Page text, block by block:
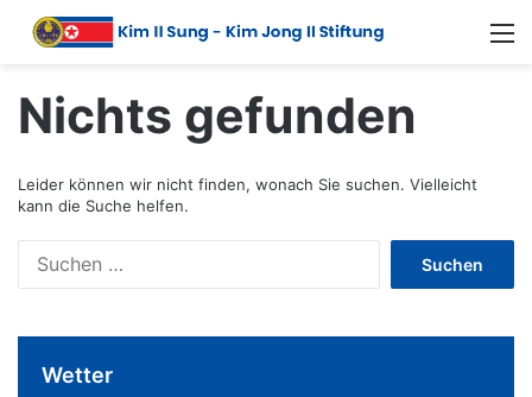
Nichts gefunden
Leider können wir nicht finden, wonach Sie suchen. Vielleicht
kann die Suche helfen.
Wetter